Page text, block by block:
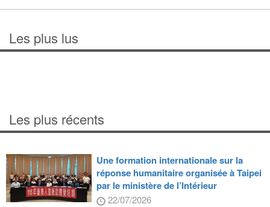
Les plus lus
Les plus récents
Une formation internationale sur la
réponse humanitaire organisée à Taipei
par le ministère de l’Intérieur
22/07/2026